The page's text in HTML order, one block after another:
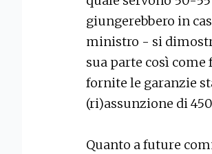
giungerebbero in
ministro - si
sua parte così come
fornite le garanzie
(ri)assunzione di
Quanto a future